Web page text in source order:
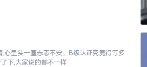
里头一直忐忑不安。B级认证究竟得等多
下,大家说的都不一样